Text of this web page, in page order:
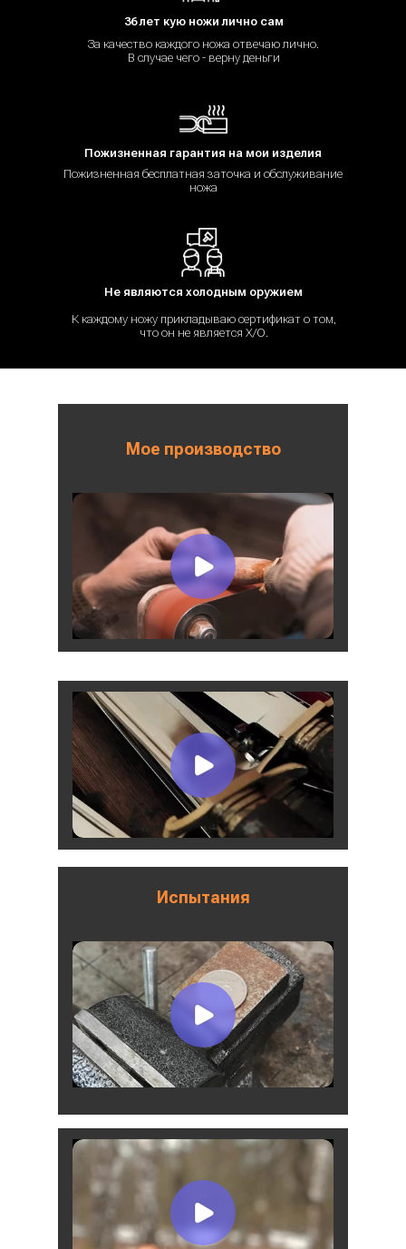
36 лет кую ножи лично сам
За качество каждого ножа отвечаю лично.
В случае чего - верну деньги
Пожизненная гарантия на мои изделия
Пожизненная бесплатная заточка и обслуживание
ножа
Не являются холодным оружием
К каждому ножу прикладываю сертификат о том,
что он не является Х/О.
Мое производство
Испытания